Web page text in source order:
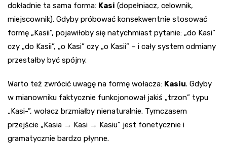
dokładnie ta sama forma: Kasi (dopełniacz, celownik,
miejscownik). Gdyby próbować konsekwentnie stosować
formę „Kasii”, pojawiłoby się natychmiast pytanie: „do Kasi”
czy „do Kasii”, „o Kasi” czy „o Kasii” – i cały system odmiany
przestałby być spójny.
Warto też zwrócić uwagę na formę wołacza: Kasiu. Gdyby
w mianowniku faktycznie funkcjonował jakiś „trzon” typu
„Kasi-”, wołacz brzmiałby nienaturalnie. Tymczasem
przejście „Kasia → Kasi → Kasiu” jest fonetycznie i
gramatycznie bardzo płynne.